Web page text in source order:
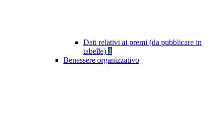
Dati relativi ai premi (da pubblicare in
tabelle) 1
Benessere organizzativo